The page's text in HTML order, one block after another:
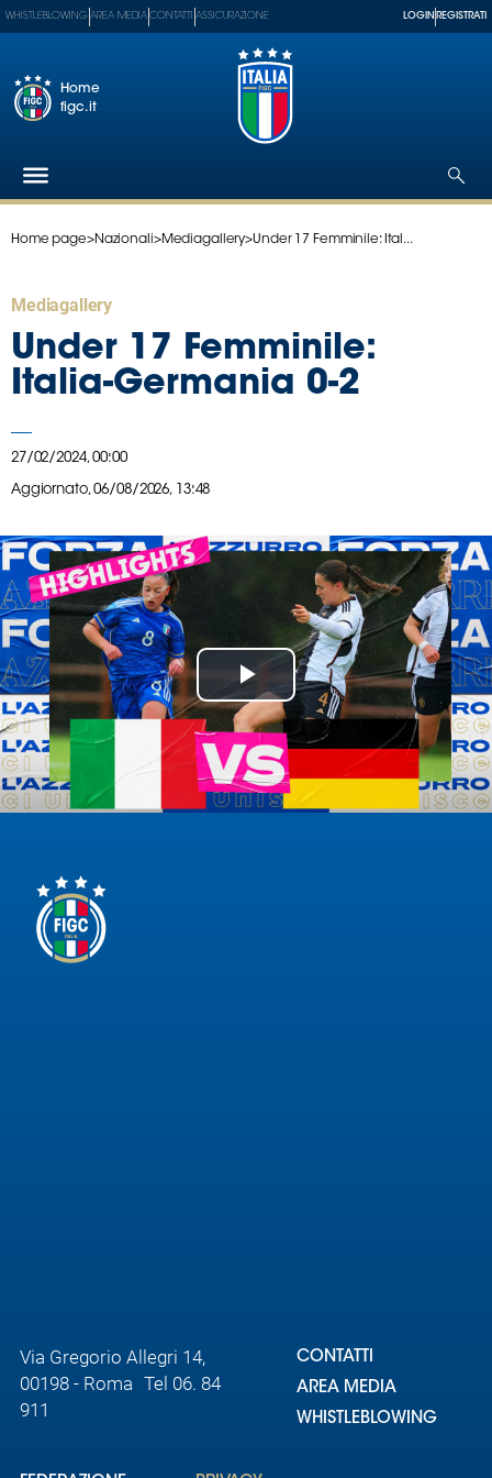
Federazione
Partner
Tecnici
SGS
Paralimpico
A
B
Femminile
Museo
del
Calcio
Shop
I
partner
delle
nazionali
Assicurazione
WHISTLEBLOWING AREA MEDIA CONTATTI ASSICURAZIONE LOGIN REGISTRATI
Home
figc.it
Home page>Nazionali>Mediagallery>Under 17 Femminile: Ital...
Play
Video
Mediagallery
Under 17 Femminile:
Italia-Germania 0-2
27/02/2024, 00:00
Aggiornato,06/08/2026, 13:48
Via Gregorio Allegri 14,
00198 - Roma Tel 06. 84
911
CONTATTI
AREA MEDIA
WHISTLEBLOWING